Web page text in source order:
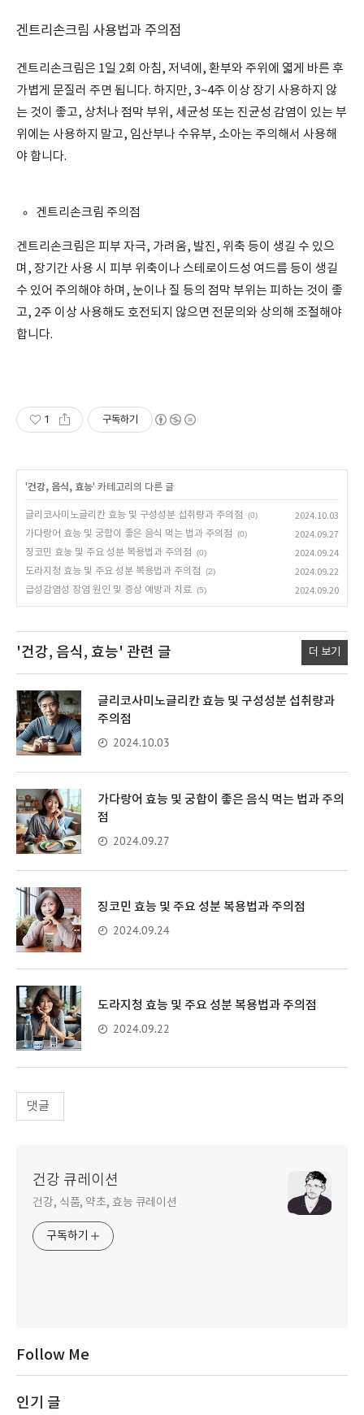
겐트리손크림 사용법과 주의점
겐트리손크림은 1일 2회 아침, 저녁에, 환부와 주위에 엷게 바른 후
가볍게 문질러 주면 됩니다. 하지만, 3~4주 이상 장기 사용하지 않
는 것이 좋고, 상처나 점막 부위, 세균성 또는 진균성 감염이 있는 부
위에는 사용하지 말고, 임산부나 수유부, 소아는 주의해서 사용해
야 합니다.
겐트리손크림 주의점
겐트리손크림은 피부 자극, 가려움, 발진, 위축 등이 생길 수 있으
며, 장기간 사용 시 피부 위축이나 스테로이드성 여드름 등이 생길
수 있어 주의해야 하며, 눈이나 질 등의 점막 부위는 피하는 것이 좋
고, 2주 이상 사용해도 호전되지 않으면 전문의와 상의해 조절해야
합니다.
1 구독하기
'건강, 음식, 효능' 카테고리의 다른 글
글리코사미노글리칸 효능 및 구성성분 섭취량과 주의점 (0)
2024.10.03
가다랑어 효능 및 궁합이 좋은 음식 먹는 법과 주의점
(0)
2024.09.27
징코민 효능 및 주요 성분 복용법과 주의점
(0)
2024.09.24
도라지청 효능 및 주요 성분 복용법과 주의점
(2)
2024.09.22
급성감염성 장염 원인 및 증상 예방과 치료 (5) 2024.09.20
'건강, 음식, 효능' 관련 글 더 보기
글리코사미노글리칸 효능 및 구성성분 섭취량과
주의점
2024.10.03
가다랑어 효능 및 궁합이 좋은 음식 먹는 법과 주의
점
2024.09.27
징코민 효능 및 주요 성분 복용법과 주의점
2024.09.24
도라지청 효능 및 주요 성분 복용법과 주의점
2024.09.22
댓글
건강 큐레이션
건강, 식품, 약초, 효능 큐레이션
구독하기
Follow Me
인기 글